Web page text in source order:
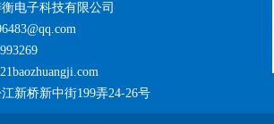
电子科技有限公司
新桥新中街199弄24-26号